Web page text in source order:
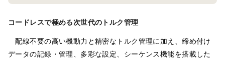
コードレスで極める次世代のトルク管理
配線不要の高い機動力と精密なトルク管理に加え、締め付け
データの記録・管理、多彩な設定、シーケンス機能を搭載した